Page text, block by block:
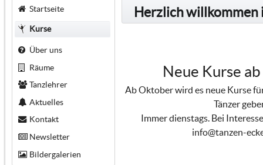
Startseite
Kurse
Über uns
Räume
Tanzlehrer
Aktuelles
Kontakt
Newsletter
Bildergalerien
Herzlich
Neue Kurse
Ab Oktober wird es neue Kurse
Tänzer
Immer dienstags. Bei
info@tanzen-